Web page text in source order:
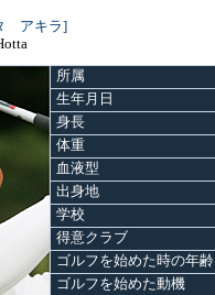
アキラ]
所属
生年月日
身長
体重
血液型
出身地
学校
得意クラブ
ゴルフを始めた時の年齢
ゴルフを始めた動機